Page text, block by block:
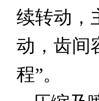
续转动，
动，齿间
程”。